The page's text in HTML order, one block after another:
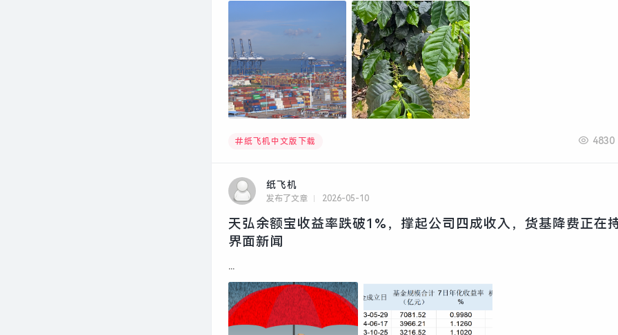
纸飞机中文版下载 4830
纸飞机
发布了文章 2026-05-10
天弘余额宝收益率跌破1%，撑起公司四成收入，货基降费正在
界面新闻
...